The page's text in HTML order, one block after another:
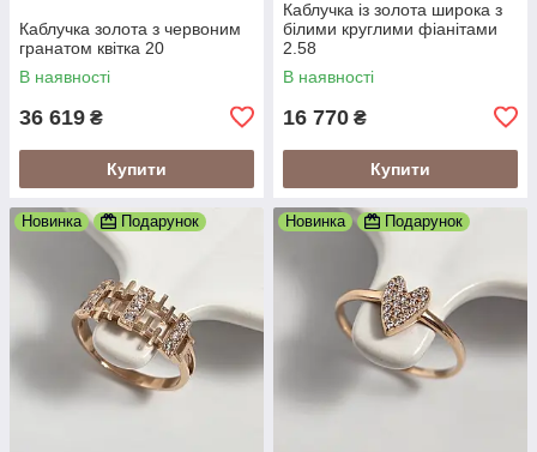
Каблучка золота з червоним
гранатом квітка 20
В наявності
36 619 ₴
Купити
Каблучка із золота широка з
білими круглими фіанітами
2.58
В наявності
16 770 ₴
Купити
Новинка Подарунок Новинка Подарунок